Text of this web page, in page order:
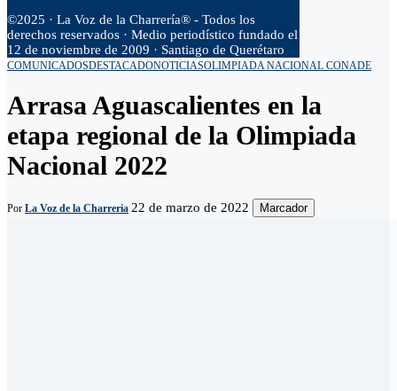
©2025 · La Voz de la Charrería® - Todos los
derechos reservados · Medio periodístico fundado el
12 de noviembre de 2009 · Santiago de Querétaro
COMUNICADOSDESTACADONOTICIASOLIMPIADA NACIONAL CONADE
Arrasa Aguascalientes en la
etapa regional de la Olimpiada
Nacional 2022
Por La Voz de la Charreria 22 de marzo de 2022 Marcador